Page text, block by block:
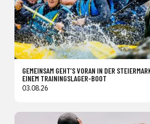
GEMEINSAM GEHT’S VORAN IN DER
EINEM TRAININGSLAGER-BOOT
03.08.26